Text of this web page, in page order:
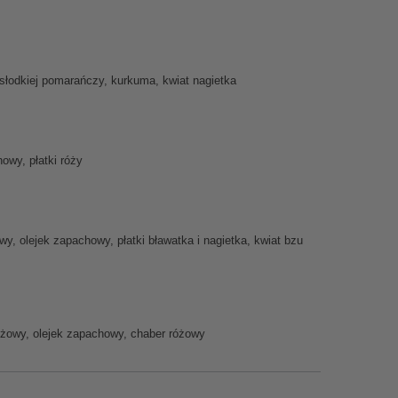
pomarańczy, kurkuma, kwiat nagietka
płatki róży
olejek zapachowy, płatki bławatka i nagietka, kwiat bzu
olejek zapachowy, chaber różowy